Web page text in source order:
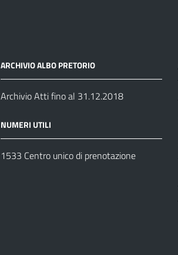
ARCHIVIO ALBO PRETORIO
Archivio Atti fino al 31.12.2018
NUMERI UTILI
1533 Centro unico di prenotazione